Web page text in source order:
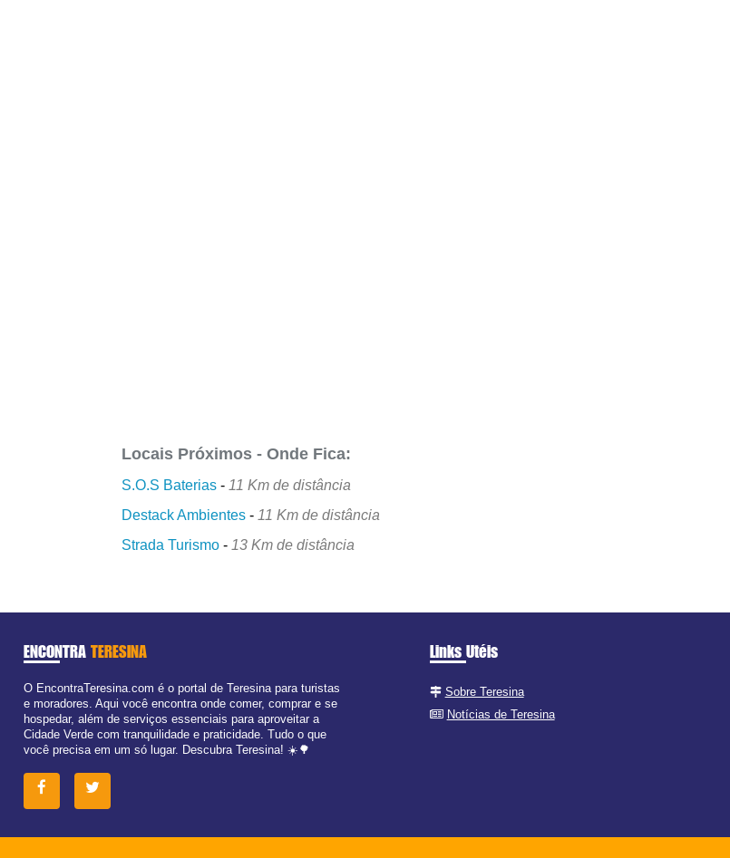
Locais Próximos - Onde Fica:
S.O.S Baterias - 11 Km de distância
Destack Ambientes - 11 Km de distância
Strada Turismo - 13 Km de distância
ENCONTRA TERESINA
O EncontraTeresina.com é o portal de Teresina para turistas
e moradores. Aqui você encontra onde comer, comprar e se
hospedar, além de serviços essenciais para aproveitar a
Cidade Verde com tranquilidade e praticidade. Tudo o que
você precisa em um só lugar. Descubra Teresina! ☀️🌳
Links Utéis
Sobre Teresina
Notícias de Teresina